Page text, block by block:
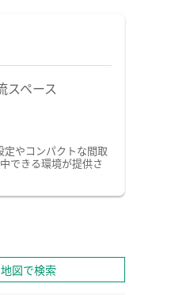
スペース
やコンパクトな間取
できる環境が提供さ
地図で検索